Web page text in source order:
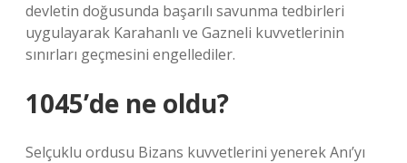
devletin doğusunda başarılı savunma tedbirleri
uygulayarak Karahanlı ve Gazneli kuvvetlerinin
sınırları geçmesini engellediler.
1045’de ne oldu?
Selçuklu ordusu Bizans kuvvetlerini yenerek Anı’yı